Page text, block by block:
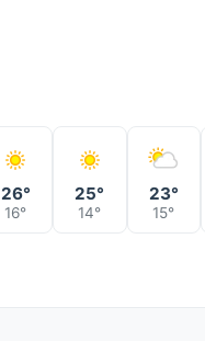
23°
15°
25°
14°
26°
16°